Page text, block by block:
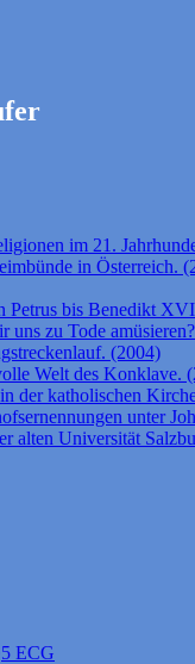
im 21.
in Österreich.
Petrus bis Benedikt
uns zu Tode
(2004)
Welt des Konklave.
der katholischen
unter
alten Universität
ECG